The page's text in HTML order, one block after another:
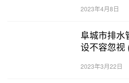
2023年4月8日
阜城市排水
设不容忽视
2023年3月22日